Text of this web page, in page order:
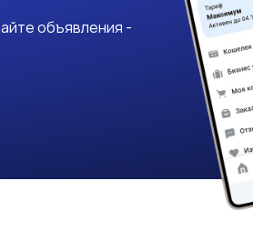
объявления -